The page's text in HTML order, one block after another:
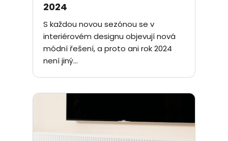
2024
S každou novou sezónou se v
interiérovém designu objevují nová
módní řešení, a proto ani rok 2024
není jiný...